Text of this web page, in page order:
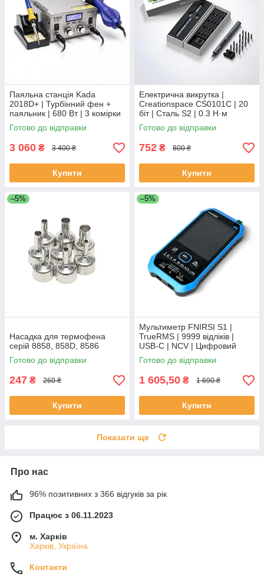
Паяльна станція Kada
2018D+ | Турбінний фен +
паяльник | 680 Вт | 3 комірки
пам'яті
Готово до відправки
3 060 ₴ 3 400 ₴
Купити
Електрична викрутка |
Creationspace CS0101C | 20
біт | Сталь S2 | 0.3 Н·м
Готово до відправки
752 ₴ 800 ₴
Купити
–5%
Насадка для термофена
серій 8858, 858D, 8586
Готово до відправки
247 ₴ 260 ₴
Купити
–5%
Мультиметр FNIRSI S1 |
TrueRMS | 9999 відліків |
USB-C | NCV | Цифровий
Готово до відправки
1 605,50 ₴ 1 690 ₴
Купити
Показати ще
Про нас
96% позитивних з 366 відгуків за рік
Працює з 06.11.2023
м. Харків
Харків, Україна
Контакти